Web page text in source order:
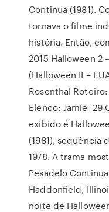
Continua (1981).
tornava o filme
história. Então,
2015 Halloween 2
(Halloween II –
Rosenthal
Elenco: Jamie 29
exibido é
(1981), sequência
1978. A trama
Pesadelo
Haddonfield,
noite de